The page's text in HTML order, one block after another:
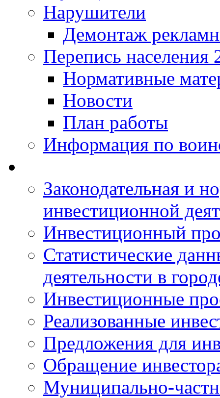
Нарушители
Демонтаж
Перепись населения
Нормативные
Новости
План работы
Информация по
Законодательная и
инвестиционной
Инвестиционный
Статистические
деятельности в
Инвестиционные
Реализованные
Предложения для
Обращение
Муниципально-